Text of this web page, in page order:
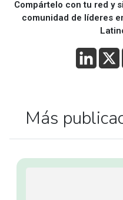
Compártelo con tu red y
comunidad de líderes
Más